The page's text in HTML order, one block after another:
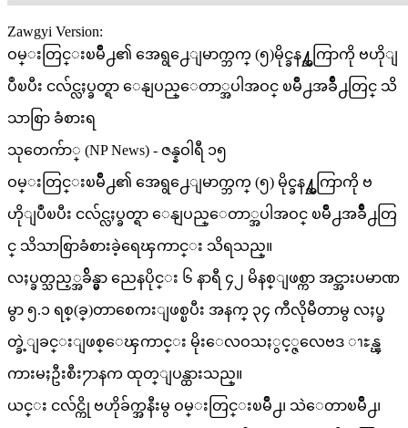
Zawgyi Version:
ဝမ္းတြင္းၿမိဳ႕၏ အေရွ႕ေျမာက္ဘက္ (၅)မိုင္ခန႔္အကြာကို ဗဟိုျ
ပဳၿပီး ငလ်င္လႈပ္ခတ္ရာ ေနျပည္ေတာ္အပါအဝင္ ၿမိဳ႕အခ်ိဳ႕တြင္ သိ
သာစြာ ခံစားရ
သုတေက်ာ္ (NP News) - ဇန္နဝါရီ ၁၅
ဝမ္းတြင္းၿမိဳ႕၏ အေရွ႕ေျမာက္ဘက္ (၅) မိုင္ခန႔္အကြာကို ဗ
ဟိုျပဳၿပီး ငလ်င္လႈပ္ခတ္ရာ ေနျပည္ေတာ္အပါအဝင္ ၿမိဳ႕အခ်ိဳ႕တြ
င္ သိသာစြာခံစားခဲ့ရေၾကာင္း သိရသည္။
လႈပ္ခတ္သည့္အခ်ိန္မွာ ညေနပိုင္း ၆ နာရီ ၄၂ မိနစ္ျဖစ္ကာ အင္အားပမာဏ
မွာ ၅.၁ ရစ္(ခ္)တာစေကးျဖစ္ၿပီး အနက္ ၃၄ ကီလိုမီတာမွ လႈပ္ခ
တ္ခဲ့ျခင္းျဖစ္ေၾကာင္း မိုးေလဝသႏွင့္ဇလေဗဒ ၫႊန္ၾ
ကားမႈဦးစီး႒ာနက ထုတ္ျပန္ထားသည္။
ယင္း ငလ်င္ကို ဗဟိုခ်က္အနီးမွ ဝမ္းတြင္းၿမိဳ႕၊ သဲေတာၿမိဳ႕၊